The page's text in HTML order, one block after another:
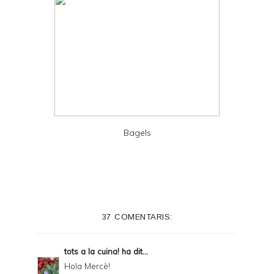
Bagels
37 COMENTARIS:
tots a la cuina! ha dit...
Hola Mercè!